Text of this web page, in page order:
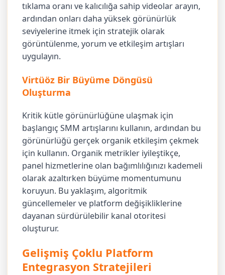
tıklama oranı ve kalıcılığa sahip videolar arayın,
ardından onları daha yüksek görünürlük
seviyelerine itmek için stratejik olarak
görüntülenme, yorum ve etkileşim artışları
uygulayın.
Virtüöz Bir Büyüme Döngüsü
Oluşturma
Kritik kütle görünürlüğüne ulaşmak için
başlangıç SMM artışlarını kullanın, ardından bu
görünürlüğü gerçek organik etkileşim çekmek
için kullanın. Organik metrikler iyileştikçe,
panel hizmetlerine olan bağımlılığınızı kademeli
olarak azaltırken büyüme momentumunu
koruyun. Bu yaklaşım, algoritmik
güncellemeler ve platform değişikliklerine
dayanan sürdürülebilir kanal otoritesi
oluşturur.
Gelişmiş Çoklu Platform
Entegrasyon Stratejileri